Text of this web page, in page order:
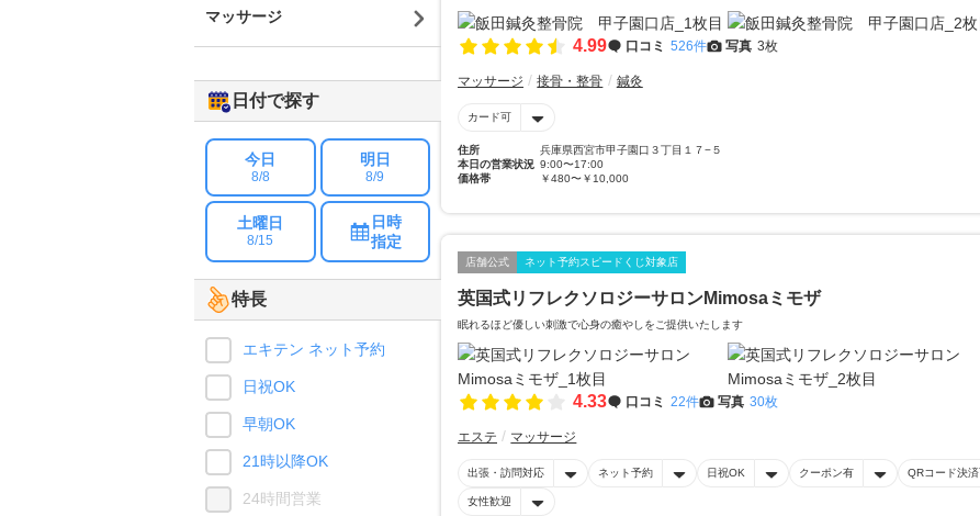
4.99 口コミ 526件 写真 3枚
マッサージ 接骨・整骨 鍼灸
カード可
住所
兵庫県西宮市甲子園口３丁目１７−５
本日の営業状況 9:00〜17:00
価格帯
￥480〜￥10,000
店舗公式 ネット予約スピードくじ対象店
英国式リフレクソロジーサロンMimosaミモザ
眠れるほど優しい刺激で心身の癒やしをご提供いたします
4.33 口コミ 22件 写真 30枚
エステ マッサージ
出張・訪問対応 ネット予約 日祝OK クーポン有 QRコード決
女性歓迎
マッサージ
日付で探す
今日
8/8
明日
8/9
土曜日
8/15
日時
指定
特長
エキテン ネット予約
日祝OK
早朝OK
21時以降OK
24時間営業